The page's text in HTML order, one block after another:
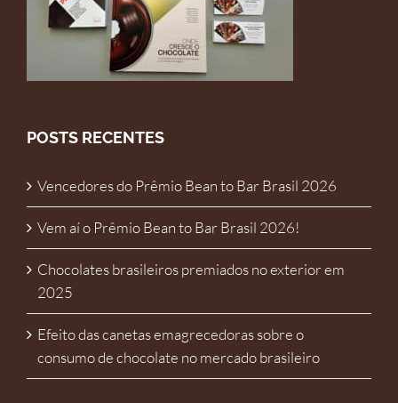
POSTS RECENTES
Vencedores do Prêmio Bean to Bar Brasil 2026
Vem aí o Prêmio Bean to Bar Brasil 2026!
Chocolates brasileiros premiados no exterior em
2025
Efeito das canetas emagrecedoras sobre o
consumo de chocolate no mercado brasileiro